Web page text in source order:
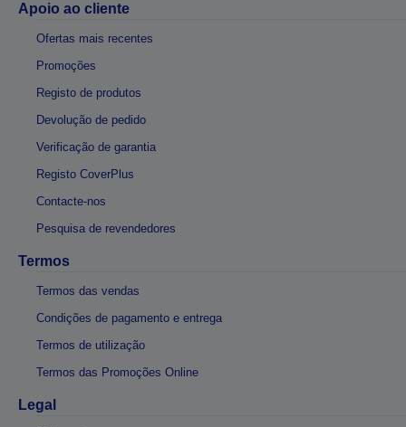
Apoio ao cliente
Ofertas mais recentes
Promoções
Registo de produtos
Devolução de pedido
Verificação de garantia
Registo CoverPlus
Contacte-nos
Pesquisa de revendedores
Termos
Termos das vendas
Condições de pagamento e entrega
Termos de utilização
Termos das Promoções Online
Legal